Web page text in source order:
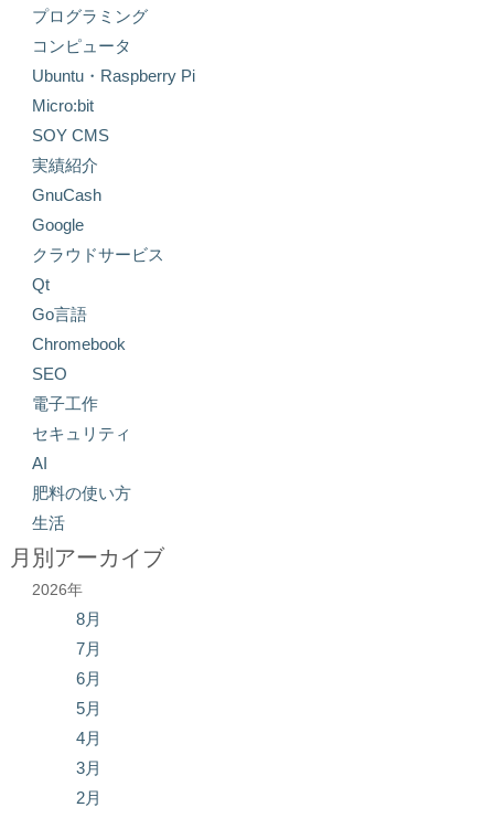
プログラミング
コンピュータ
Ubuntu・Raspberry Pi
Micro:bit
SOY CMS
実績紹介
GnuCash
Google
クラウドサービス
Qt
Go言語
Chromebook
SEO
電子工作
セキュリティ
AI
肥料の使い方
生活
月別アーカイブ
2026年
8月
7月
6月
5月
4月
3月
2月